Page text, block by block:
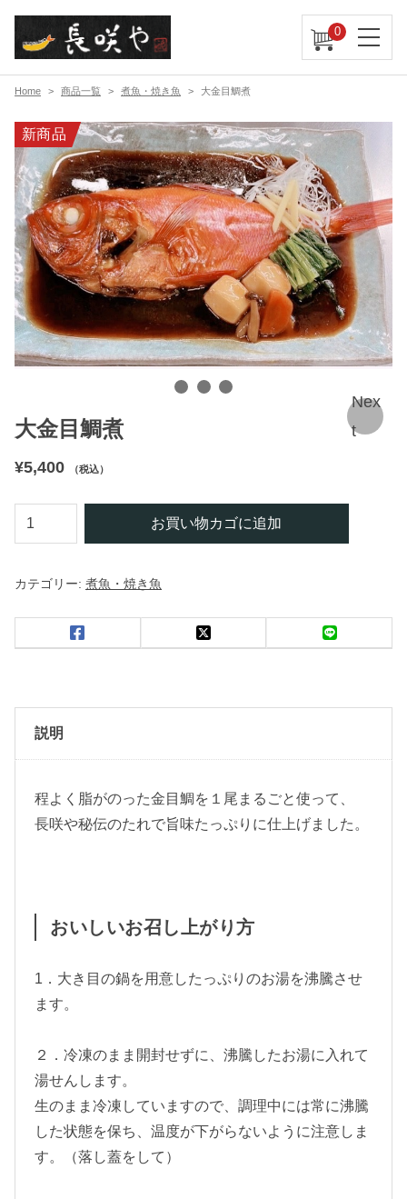
0
Home 商品一覧 煮魚・焼き魚 大金目鯛煮
新商品
Nex
t
大金目鯛煮
¥5,400 （税込）
大
金
鯛
煮
お買い物カゴに追加
カテゴリー: 煮魚・焼き魚
説明
程よく脂がのった金目鯛を１尾まるごと使って、
長咲や秘伝のたれで旨味たっぷりに仕上げました。
おいしいお召し上がり方
1．大き目の鍋を用意したっぷりのお湯を沸騰させ
ます。
２．冷凍のまま開封せずに、沸騰したお湯に入れて
湯せんします。
生のまま冷凍していますので、調理中には常に沸騰
した状態を保ち、温度が下がらないように注意しま
す。（落し蓋をして）